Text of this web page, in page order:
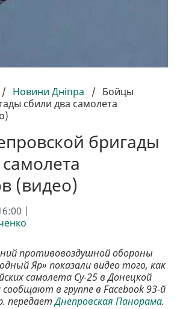
/ Новини Дніпра / Бойцы
сбили два самолета
бригады
(видео)
|
противовоздушной обороны
Яр» показали видео того, как
самолета Су-25 в Донецкой
в группе в Facebook 93-й
передаетДнепровская Панорама.